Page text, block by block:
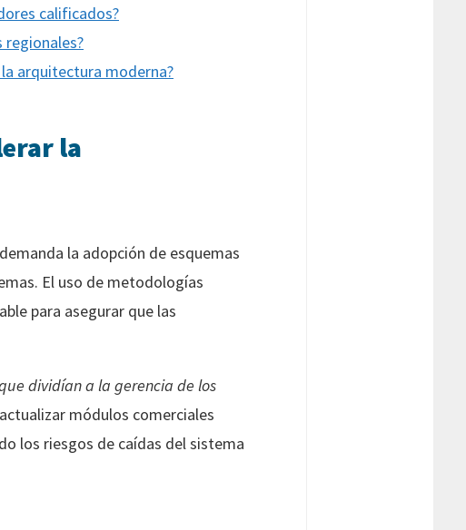
calificados?
arquitectura moderna?
la
la adopción de esquemas
El uso de metodologías
para asegurar que las
dividían a la gerencia de los
módulos comerciales
los riesgos de caídas del sistema